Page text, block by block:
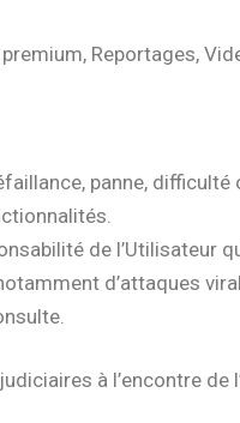
Reportages,
panne,
de l’Utilisateur
d’attaques
à l’encontre de